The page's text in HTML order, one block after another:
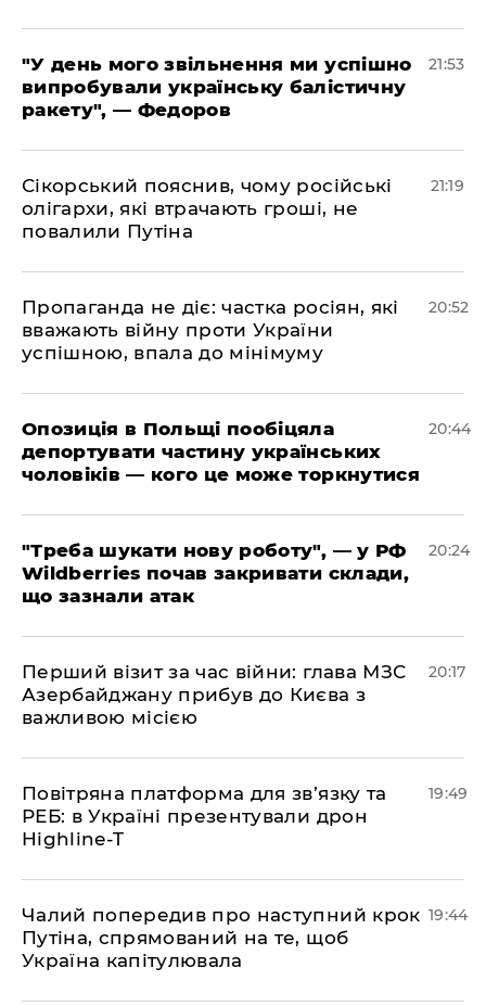
​"У день мого звільнення ми успішно
випробували українську балістичну
ракету", — Федоров
21:53
​Сікорський пояснив, чому російські
олігархи, які втрачають гроші, не
повалили Путіна
21:19
​Пропаганда не діє: частка росіян, які
вважають війну проти України
успішною, впала до мінімуму
20:52
​Опозиція в Польщі пообіцяла
депортувати частину українських
чоловіків — кого це може торкнутися
20:44
​"Треба шукати нову роботу", — у РФ
Wildberries почав закривати склади,
що зазнали атак
20:24
​Перший візит за час війни: глава МЗС
Азербайджану прибув до Києва з
важливою місією
20:17
​Повітряна платформа для зв’язку та
РЕБ: в Україні презентували дрон
Highline-T
19:49
​Чалий попередив про наступний крок
Путіна, спрямований на те, щоб
Україна капітулювала
19:44